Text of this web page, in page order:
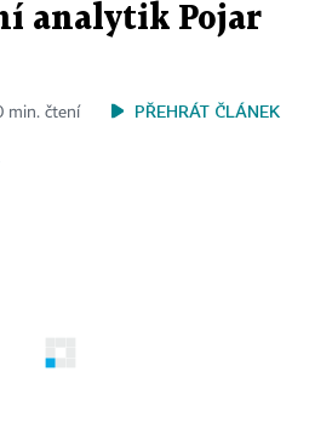
analytik Pojar
min. čtení PŘEHRÁT ČLÁNEK